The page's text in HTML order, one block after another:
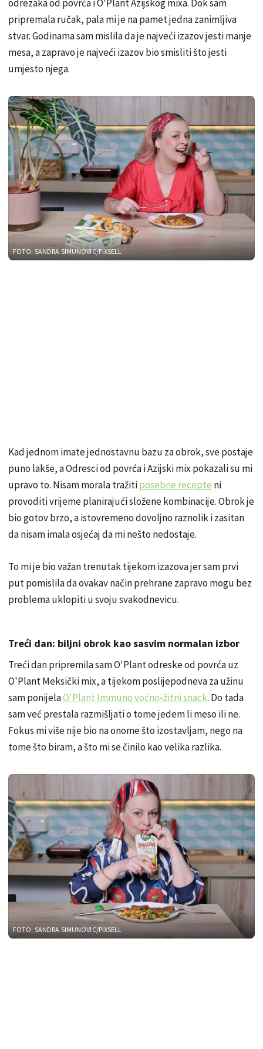
odrezaka od povrća i O'Plant Azijskog mixa. Dok sam
pripremala ručak, pala mi je na pamet jedna zanimljiva
stvar. Godinama sam mislila da je najveći izazov jesti manje
mesa, a zapravo je najveći izazov bio smisliti što jesti
umjesto njega.
FOTO: SANDRA SIMUNOVIC/PIXSELL
Kad jednom imate jednostavnu bazu za obrok, sve postaje
puno lakše, a Odresci od povrća i Azijski mix pokazali su mi
upravo to. Nisam morala tražitiposebne recepte ni
provoditi vrijeme planirajući složene kombinacije. Obrok je
bio gotov brzo, a istovremeno dovoljno raznolik i zasitan
da nisam imala osjećaj da mi nešto nedostaje.
To mi je bio važan trenutak tijekom izazova jer sam prvi
put pomislila da ovakav način prehrane zapravo mogu bez
problema uklopiti u svoju svakodnevicu.
Treći dan: biljni obrok kao sasvim normalan izbor
Treći dan pripremila sam O'Plant odreske od povrća uz
O'Plant Meksički mix, a tijekom poslijepodneva za užinu
sam ponijelaO'Plant Immuno voćno-žitni snack. Do tada
sam već prestala razmišljati o tome jedem li meso ili ne.
Fokus mi više nije bio na onome što izostavljam, nego na
tome što biram, a što mi se činilo kao velika razlika.
FOTO: SANDRA SIMUNOVIC/PIXSELL